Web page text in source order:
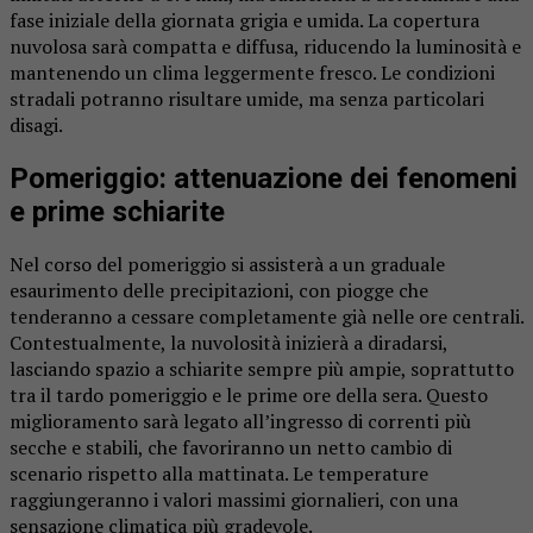
fase iniziale della giornata grigia e umida. La copertura
nuvolosa sarà compatta e diffusa, riducendo la luminosità e
mantenendo un clima leggermente fresco. Le condizioni
stradali potranno risultare umide, ma senza particolari
disagi.
Pomeriggio: attenuazione dei fenomeni
e prime schiarite
Nel corso del pomeriggio si assisterà a un graduale
esaurimento delle precipitazioni, con piogge che
tenderanno a cessare completamente già nelle ore centrali.
Contestualmente, la nuvolosità inizierà a diradarsi,
lasciando spazio a schiarite sempre più ampie, soprattutto
tra il tardo pomeriggio e le prime ore della sera. Questo
miglioramento sarà legato all’ingresso di correnti più
secche e stabili, che favoriranno un netto cambio di
scenario rispetto alla mattinata. Le temperature
raggiungeranno i valori massimi giornalieri, con una
sensazione climatica più gradevole.